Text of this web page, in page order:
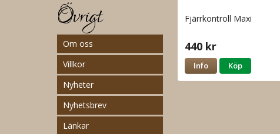
Övrigt
Om oss
Villkor
Nyheter
Nyhetsbrev
Länkar
Fjärrkontroll Maxi
440 kr
Info Köp